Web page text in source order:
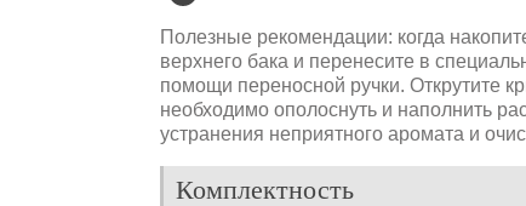
Полезные рекомендации: когда
верхнего бака и перенесите в
помощи переносной ручки. Открутите
необходимо ополоснуть и наполнить
устранения неприятного аромата и
Комплектность